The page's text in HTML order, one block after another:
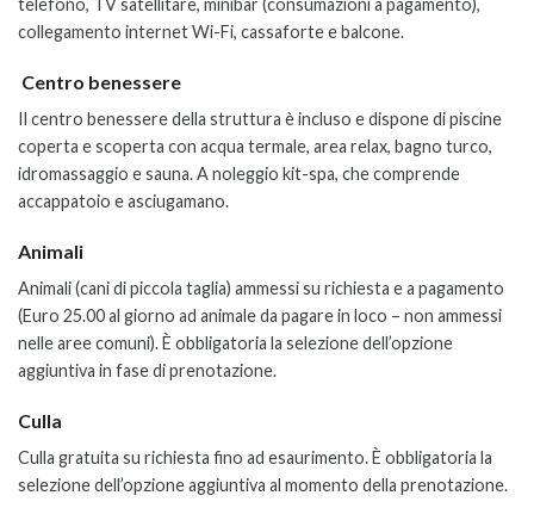
telefono, TV satellitare, minibar (consumazioni a pagamento),
collegamento internet Wi-Fi, cassaforte e balcone.
Centro benessere
Il centro benessere della struttura è incluso e dispone di piscine
coperta e scoperta con acqua termale, area relax, bagno turco,
idromassaggio e sauna. A noleggio kit-spa, che comprende
accappatoio e asciugamano.
Animali
Animali (cani di piccola taglia) ammessi su richiesta e a pagamento
(Euro 25.00 al giorno ad animale da pagare in loco – non ammessi
nelle aree comuni). È obbligatoria la selezione dell’opzione
aggiuntiva in fase di prenotazione.
Culla
Culla gratuita su richiesta fino ad esaurimento. È obbligatoria la
selezione dell’opzione aggiuntiva al momento della prenotazione.